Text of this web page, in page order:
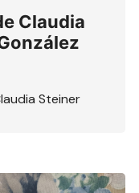
Claudia
Steiner